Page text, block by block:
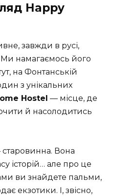
Happy
завжди в русі,
намагаємось його
на Фонтанській
з унікальних
Hostel — місце, де
й насолодитись
старовинна. Вона
історій… але про це
ви знайдете пальми,
екзотики. І, звісно,